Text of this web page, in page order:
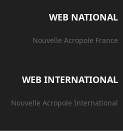
WEB NATIONAL
Nouvelle Acropole France
WEB INTERNATIONAL
Nouvelle Acropole International